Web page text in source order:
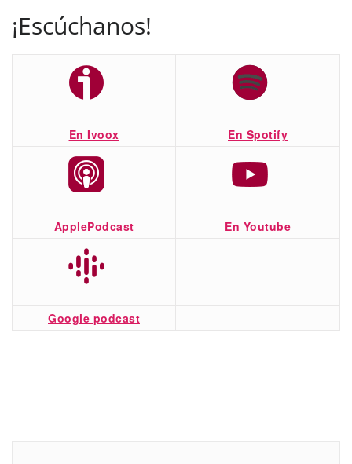
¡Escúchanos!
En Ivoox En Spotify
ApplePodcast En Youtube
Google podcast